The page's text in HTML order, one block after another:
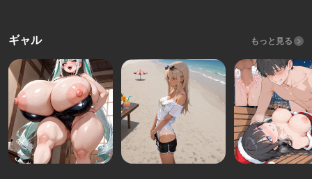
ギャル もっと見る